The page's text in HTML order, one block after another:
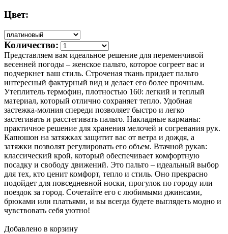
Цвет:
Количество:
Представляем вам идеальное решение для переменчивой
весенней погоды – женское пальто, которое согреет вас и
подчеркнет ваш стиль. Строченая ткань придает пальто
интересный фактурный вид и делает его более прочным.
Утеплитель термофин, плотностью 160: легкий и теплый
материал, который отлично сохраняет тепло. Удобная
застежка-молния спереди позволяет быстро и легко
застегивать и расстегивать пальто. Накладные карманы:
практичное решение для хранения мелочей и согревания рук.
Капюшон на затяжках защитит вас от ветра и дождя, а
затяжки позволят регулировать его объем. Втачной рукав:
классический крой, который обеспечивает комфортную
посадку и свободу движений. Это пальто – идеальный выбор
для тех, кто ценит комфорт, тепло и стиль. Оно прекрасно
подойдет для повседневной носки, прогулок по городу или
поездок за город. Сочетайте его с любимыми джинсами,
брюками или платьями, и вы всегда будете выглядеть модно и
чувствовать себя уютно!
Добавлено в корзину